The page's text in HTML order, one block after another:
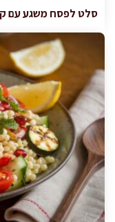
סלט לפסח משגע עם